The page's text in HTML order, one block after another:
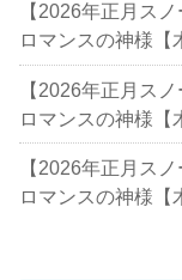
【2026年正月ス
ロマンスの神様【
【2026年正月ス
ロマンスの神様【
【2026年正月ス
ロマンスの神様【